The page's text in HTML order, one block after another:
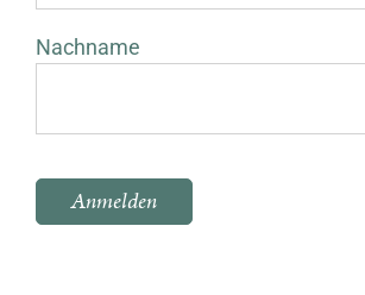
Nachname
Bitte lasse dieses Feld leer.